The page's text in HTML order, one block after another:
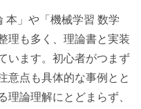
本」や「機械学習 数学
理も多く、理論書と実装
います。初心者がつまず
意点も具体的な事例とと
理論理解にとどまらず、